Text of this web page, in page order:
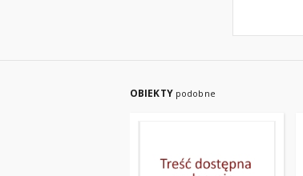
OBIEKTY podobne